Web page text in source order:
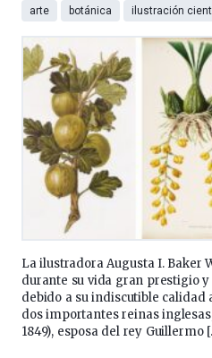
arte botánica ilustración
La ilustradora Augusta I. Baker
durante su vida gran prestigio y
debido a su indiscutible calidad
dos importantes reinas
1849), esposa del rey Guillermo